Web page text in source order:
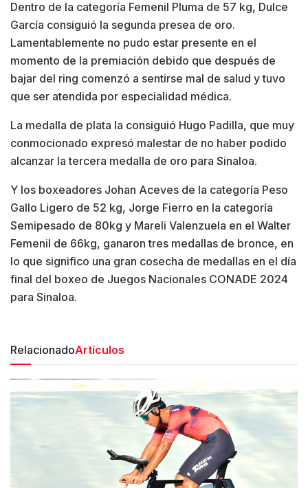
Dentro de la categoría Femenil Pluma de 57 kg, Dulce
García consiguió la segunda presea de oro.
Lamentablemente no pudo estar presente en el
momento de la premiación debido que después de
bajar del ring comenzó a sentirse mal de salud y tuvo
que ser atendida por especialidad médica.
La medalla de plata la consiguió Hugo Padilla, que muy
conmocionado expresó malestar de no haber podido
alcanzar la tercera medalla de oro para Sinaloa.
Y los boxeadores Johan Aceves de la categoría Peso
Gallo Ligero de 52 kg, Jorge Fierro en la categoría
Semipesado de 80kg y Mareli Valenzuela en el Walter
Femenil de 66kg, ganaron tres medallas de bronce, en
lo que significo una gran cosecha de medallas en el día
final del boxeo de Juegos Nacionales CONADE 2024
para Sinaloa.
RelacionadoArtículos